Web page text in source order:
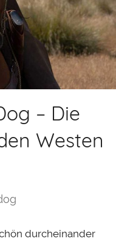
– Die
Westen
durcheinander